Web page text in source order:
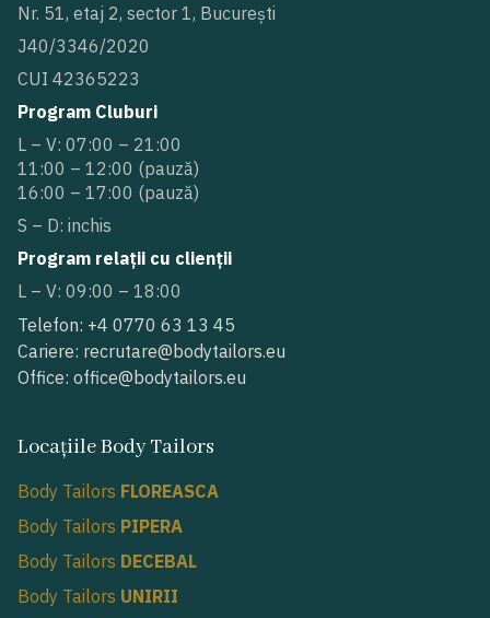
Nr. 51, etaj 2, sector 1, București
J40/3346/2020
CUI 42365223
Program Cluburi
L – V: 07:00 – 21:00
11:00 – 12:00 (pauză)
16:00 – 17:00 (pauză)
S – D: inchis
Program relații cu clienții
L – V: 09:00 – 18:00
Telefon: +4 0770 63 13 45
Cariere: recrutare@bodytailors.eu
Office: office@bodytailors.eu
Locațiile Body Tailors
Body Tailors FLOREASCA
Body Tailors PIPERA
Body Tailors DECEBAL
Body Tailors UNIRII